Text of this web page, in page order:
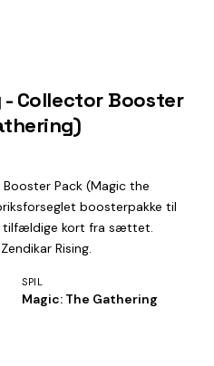
- Collector Booster
Pack (Magic the
boosterpakke til
tilfældige kort fra sættet.
Rising.
SPIL
Magic: The Gathering